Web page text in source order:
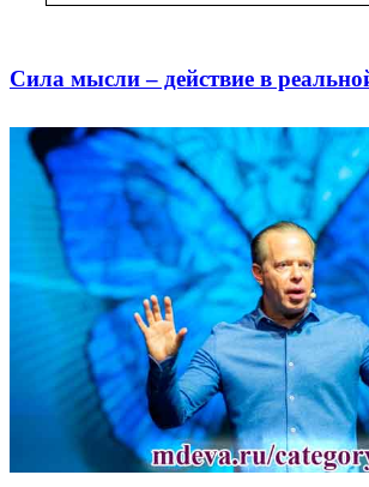
Сила мысли – действие в